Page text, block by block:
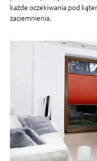
każde oczekiwania pod
zaciemnienia.